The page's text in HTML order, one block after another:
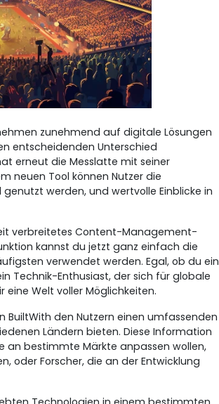
zunehmend auf digitale Lösungen
entscheidenden Unterschied
erneut die Messlatte mit seiner
neuen Tool können Nutzer die
werden, und wertvolle Einblicke in
verbreitetes Content-Management-
kannst du jetzt ganz einfach die
verwendet werden. Egal, ob du ein
Technik-Enthusiast, der sich für globale
Welt voller Möglichkeiten.
BuiltWith den Nutzern einen umfassenden
Ländern bieten. Diese Information
an bestimmte Märkte anpassen wollen,
oder Forscher, die an der Entwicklung